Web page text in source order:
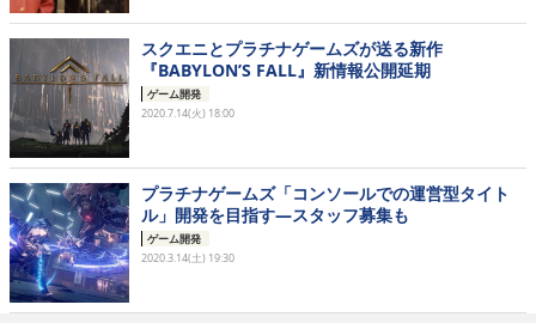
スクエニとプラチナゲームズが送る新作
『BABYLON’S FALL』新情報公開延期
ゲーム開発
2020.7.14(火) 18:00
プラチナゲームズ「コンソールでの運営型タイト
ル」開発を目指す―スタッフ募集も
ゲーム開発
2020.3.14(土) 19:30